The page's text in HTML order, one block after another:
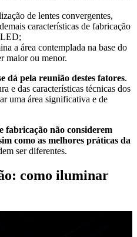
de lentes convergentes,
características de fabricação
LED;
a área contemplada na base do
maior ou menor.
dá pela reunião destes fatores.
e das características técnicas dos
uma área significativa e de
fabricação não considerem
como as melhores práticas da
ser diferentes.
como iluminar